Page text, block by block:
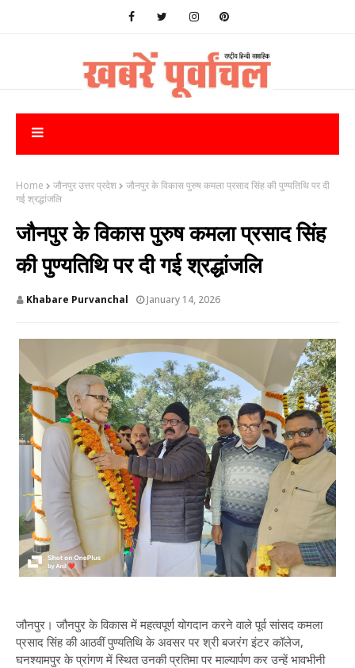
Home जौनपुर उत्तर प्रदेश
जौनपुर के विकास पुरुष कमला प्रसाद सिंह की पुण्यतिथि पर दी
गई श्रद्धांजलि
जौनपुर के विकास पुरुष कमला प्रसाद सिंह
की पुण्यतिथि पर दी गई श्रद्धांजलि
Khabare Purvanchal January 14, 2026
जौनपुर। जौनपुर के विकास में महत्वपूर्ण योगदान करने वाले पूर्व सांसद कमला
प्रसाद सिंह की आठवीं पुण्यतिथि के अवसर पर श्री बजरंग इंटर कॉलेज,
घनश्यामपुर के प्रांगण में स्थित उनकी प्रतिमा पर माल्यार्पण कर उन्हें भावभीनी